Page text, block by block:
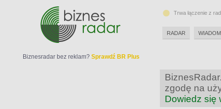
zgodę na
Dowiedz się
Biznesradar bez reklam? Sprawdź BR Plus
Trwa łączenie z
RADAR